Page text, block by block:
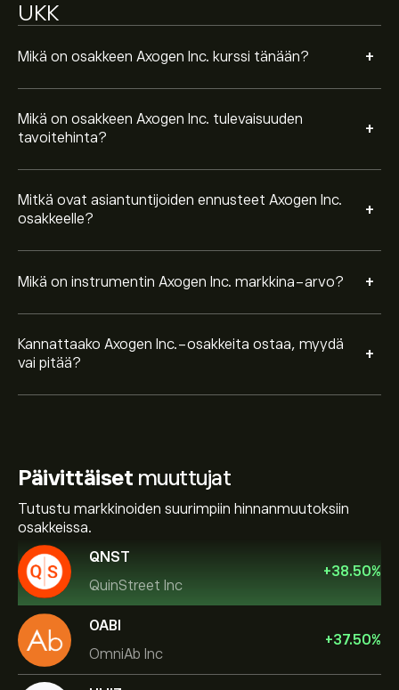
UKK
Mikä on osakkeen Axogen Inc. kurssi tänään? +
Mikä on osakkeen Axogen Inc. tulevaisuuden
tavoitehinta?
+
Mitkä ovat asiantuntijoiden ennusteet Axogen Inc.
osakkeelle?
+
Mikä on instrumentin Axogen Inc. markkina-arvo? +
Kannattaako Axogen Inc.-osakkeita ostaa, myydä
vai pitää?
+
on Kohtalainen Osta.
Päivittäiset muuttujat
Tutustu markkinoiden suurimpiin hinnanmuutoksiin
osakkeissa.
QNST
QuinStreet Inc
+38.50%
OABI
OmniAb Inc
+37.50%